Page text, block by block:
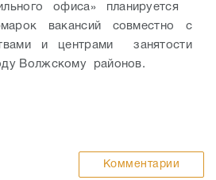
офиса» планируется
вакансий совместно с
и центрами занятости
Волжскому районов.
Комментарии